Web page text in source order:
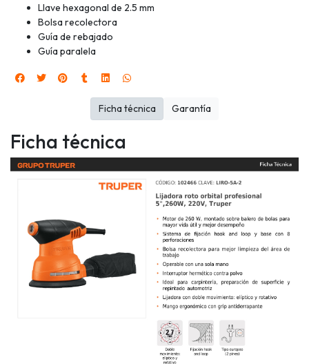
Llave hexagonal de 2.5 mm
Bolsa recolectora
Guía de rebajado
Guía paralela
Ficha técnica
Ficha técnica Garantía